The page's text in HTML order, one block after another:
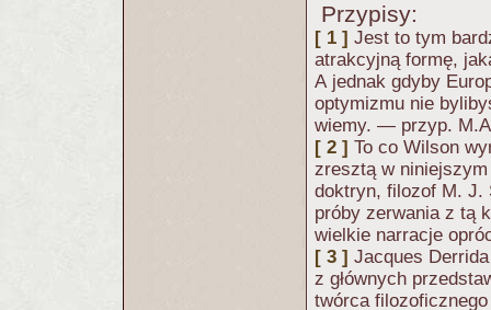
Przypisy:
[ 1 ] Jest to tym
atrakcyjną formę,
A jednak gdyby
optymizmu nie
wiemy. — przyp.
[ 2 ] To co Wilson
zresztą w
doktryn, filozof M. J.
próby zerwania z tą
wielkie narracje
[ 3 ] Jacques
z głównych
twórca